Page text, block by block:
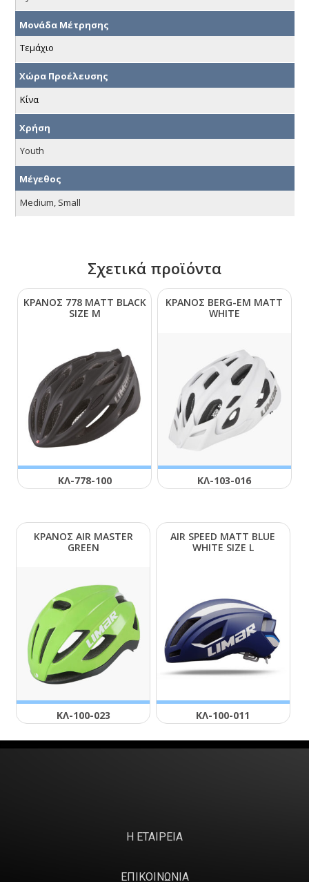
Μονάδα Μέτρησης
Τεμάχιο
Χώρα Προέλευσης
Κίνα
Χρήση
Youth
Μέγεθος
Medium, Small
Σχετικά προϊόντα
ΚΡΑΝΟΣ 778 ΜΑΤΤ ΒLΑCΚ
SΙΖΕ Μ
ΚΛ-778-100
ΚΡΑΝΟΣ ΒΕRG-ΕΜ ΜΑΤΤ
WΗΙΤΕ
ΚΛ-103-016
ΚΡΑΝΟΣ ΑΙR ΜΑSΤΕR
GRΕΕΝ
ΚΛ-100-023
ΑΙR SΡΕΕD ΜΑΤΤ ΒLUΕ
WΗΙΤΕ SΙΖΕ L
ΚΛ-100-011
Η ΕΤΑΙΡΕΙΑ
ΕΠΙΚΟΙΝΩΝΙΑ